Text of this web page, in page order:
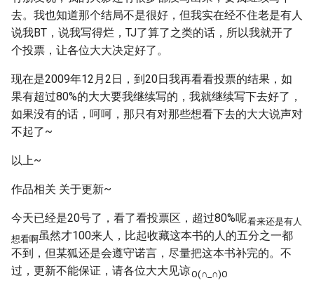
去。我也知道那个结局不是很好，但我实在经不住老是有人
说我BT，说我写得烂，TJ了算了之类的话，所以我就开了
个投票，让各位大大决定好了。
现在是2009年12月2日，到20日我再看看投票的结果，如
果有超过80%的大大要我继续写的，我就继续写下去好了，
如果没有的话，呵呵，那只有对那些想看下去的大大说声对
不起了~
以上~
作品相关 关于更新~
今天已经是20号了，看了看投票区，超过80%呢看来还是有人
想看啊虽然才100来人，比起收藏这本书的人的五分之一都
不到，但某狐还是会遵守诺言，尽量把这本书补完的。不
过，更新不能保证，请各位大大见谅O(∩_∩)O